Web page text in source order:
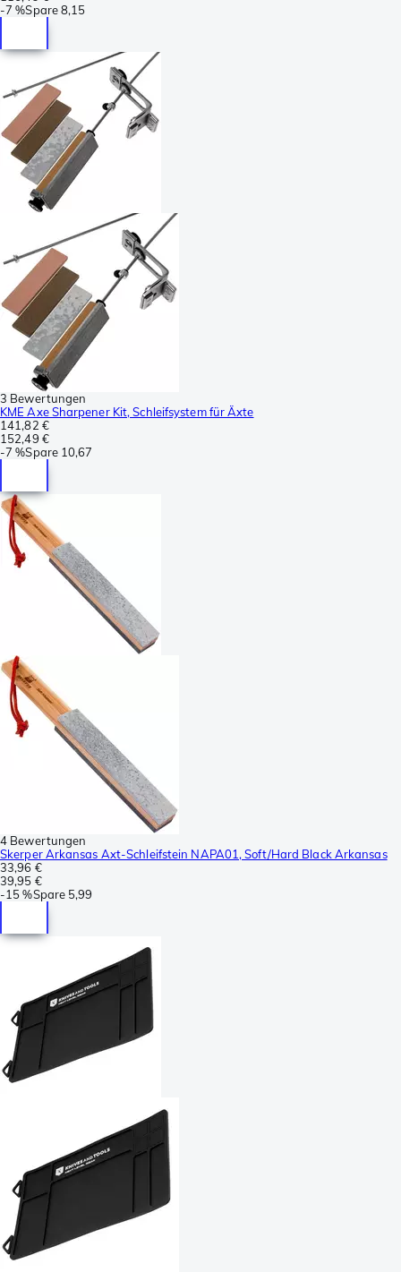
-7 %Spare8,15
3 Bewertungen
KME Axe Sharpener Kit, Schleifsystem für Äxte
141,82 €
152,49 €
-7 %Spare 10,67
4 Bewertungen
Skerper Arkansas Axt-Schleifstein NAPA01, Soft/Hard Black Arkansas
33,96 €
39,95 €
-15 %Spare 5,99